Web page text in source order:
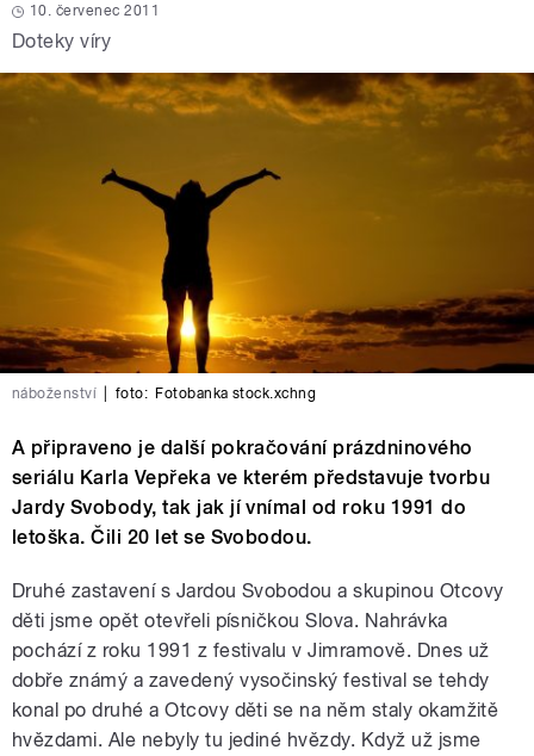
10. červenec 2011
Doteky víry
náboženství foto: Fotobanka stock.xchng
A připraveno je další pokračování prázdninového
seriálu Karla Vepřeka ve kterém představuje tvorbu
Jardy Svobody, tak jak jí vnímal od roku 1991 do
letoška. Čili 20 let se Svobodou.
Druhé zastavení s Jardou Svobodou a skupinou Otcovy
děti jsme opět otevřeli písničkou Slova. Nahrávka
pochází z roku 1991 z festivalu v Jimramově. Dnes už
dobře známý a zavedený vysočinský festival se tehdy
konal po druhé a Otcovy děti se na něm staly okamžitě
hvězdami. Ale nebyly tu jediné hvězdy. Když už jsme